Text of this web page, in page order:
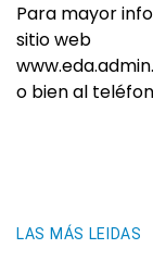
Para mayor
sitio web
o bien al
LAS MÁS LEIDAS